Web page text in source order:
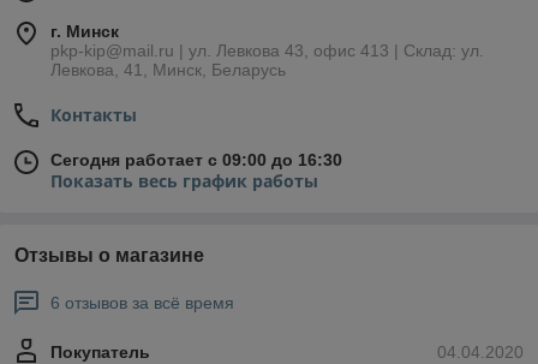
г. Минск
pkp-kip@mail.ru | ул. Левкова 43, офис 413 | Склад: ул.
Левкова, 41, Минск, Беларусь
Контакты
Сегодня работает с 09:00 до 16:30
Показать весь график работы
Отзывы о магазине
6 отзывов за всё время
04.04.2020
Покупатель